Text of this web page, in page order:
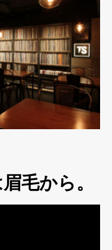
毛から。